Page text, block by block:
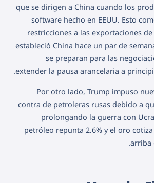
que se dirigen a China cuando los
software hecho en EEUU. Esto
restricciones a las exportaciones
estableció China hace un par de
se preparan para las
extender la pausa arancelaria a
Por otro lado, Trump impuso
contra de petroleras rusas debido a
prolongando la guerra con
petróleo repunta 2.6% y el oro
arriba